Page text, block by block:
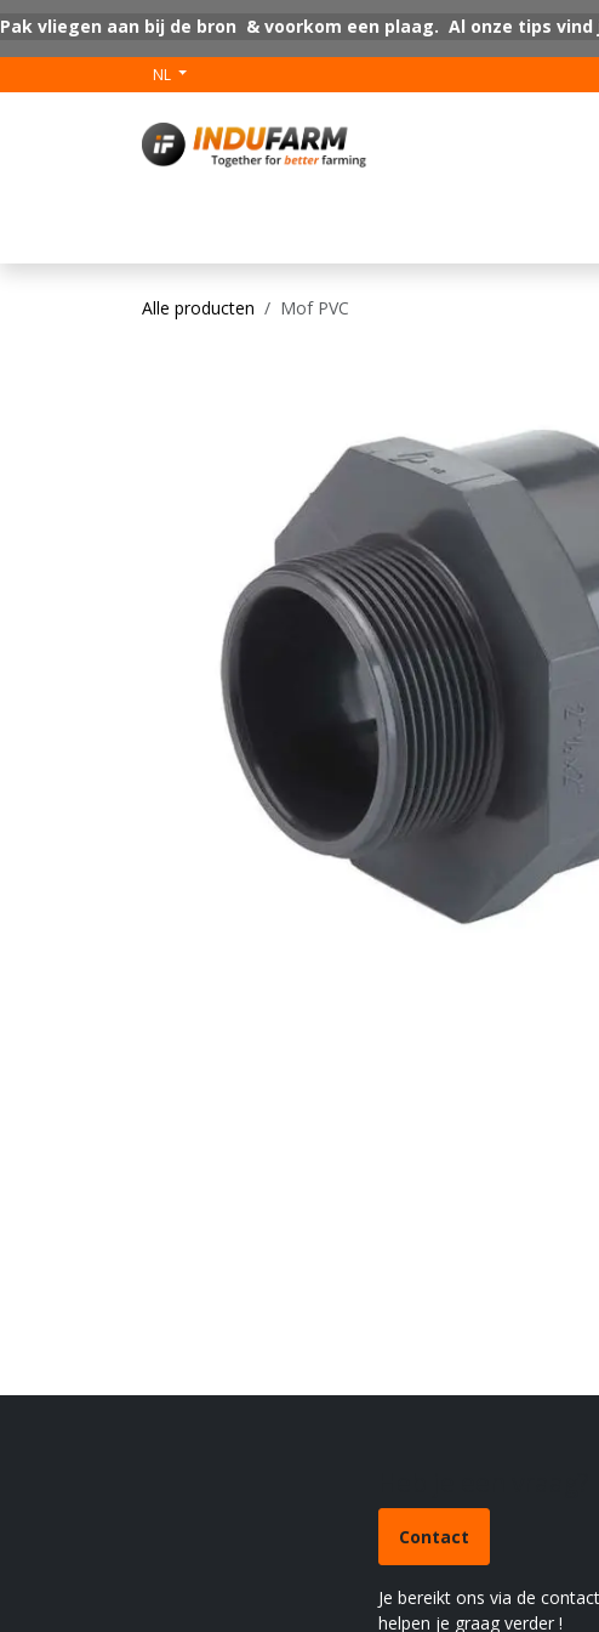
Pak vliegen aan bij de bron & voorkom een plaag. Al onze tips vind
NL
Alle producten Mof PVC
Contact
Je bereikt ons via de
helpen je graag verder !